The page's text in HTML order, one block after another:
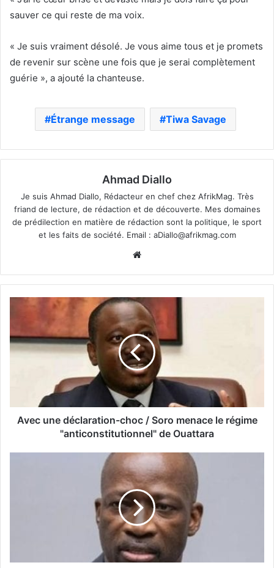
sauver ce qui reste de ma voix.
« Je suis vraiment désolé. Je vous aime tous et je promets
de revenir sur scène une fois que je serai complètement
guérie », a ajouté la chanteuse.
Étrange message Tiwa Savage
Ahmad Diallo
Je suis Ahmad Diallo, Rédacteur en chef chez AfrikMag. Très
friand de lecture, de rédaction et de découverte. Mes domaines
de prédilection en matière de rédaction sont la politique, le sport
et les faits de société. Email : aDiallo@afrikmag.com
Avec une déclaration-choc / Soro menace le régime
"anticonstitutionnel" de Ouattara